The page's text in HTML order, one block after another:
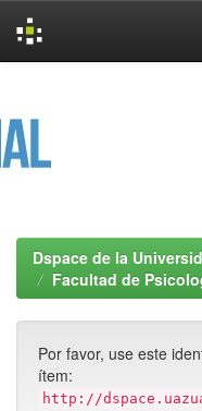
Dspace de la
Facultad de
Por favor, use este
ítem:
http://